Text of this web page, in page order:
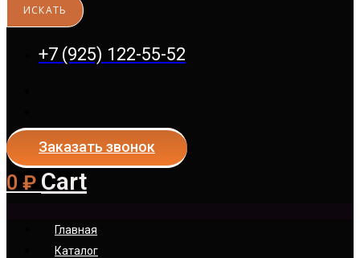
+7 (925) 122-55-52
Заказать звонок
0 ₽ Cart
Главная
Каталог